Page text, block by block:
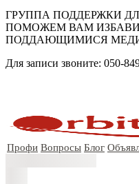
ГРУППА ПОДДЕРЖКИ ДЛЯ
ПОМОЖЕМ ВАМ
ПОДДАЮЩИМИСЯ
Для записи звоните: 050-
Профи Вопросы Блог